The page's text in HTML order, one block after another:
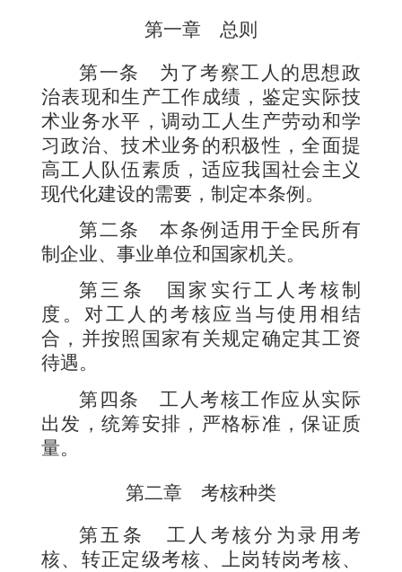
第一章 总则
第一条 为了考察工人的思想政
治表现和生产工作成绩，鉴定实际技
术业务水平，调动工人生产劳动和学
习政治、技术业务的积极性，全面提
高工人队伍素质，适应我国社会主义
现代化建设的需要，制定本条例。
第二条本条例适用于全民所有
制企业、事业单位和国家机关。
第三条
国家实行工人考核制
度。对工人的考核应当与使用相结
合，并按照国家有关规定确定其工资
待遇。
第四条工人考核工作应从实际
出发，统筹安排，严格标准，保证质
量。
第二章 考核种类
第五条 工人考核分为录用考
核、转正定级考核、上岗转岗考核、